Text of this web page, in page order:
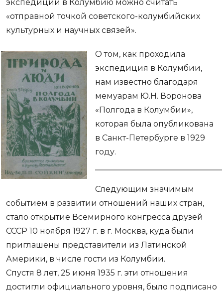
экспедиции в Колумбию можно считать
«отправной точкой советского-колумбийских
культурных и научных связей».
О том, как проходила
экспедиция в Колумбии,
нам известно благодаря
мемуарам Ю.Н. Воронова
«Полгода в Колумбии»,
которая была опубликована
в Санкт-Петербурге в 1929
году.
Следующим значимым
событием в развитии отношений наших стран,
стало открытие Всемирного конгресса друзей
СССР 10 ноября 1927 г. в г. Москва, куда были
приглашены представители из Латинской
Америки, в числе гости из Колумбии.
Спустя 8 лет, 25 июня 1935 г. эти отношения
достигли официального уровня, было подписано